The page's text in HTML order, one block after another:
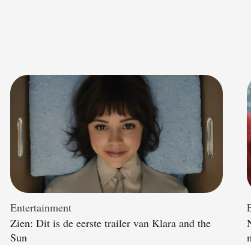
Entertainment
Zien: Dit is de eerste trailer van Klara and the
Sun